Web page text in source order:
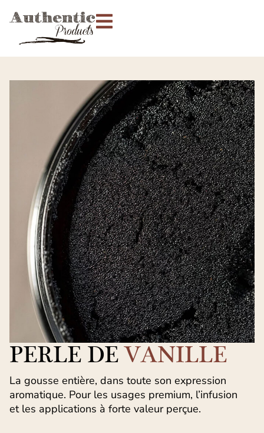
PERLE DEVANILLE
La gousse entière, dans toute son expression
aromatique. Pour les usages premium, l’infusion
et les applications à forte valeur perçue.